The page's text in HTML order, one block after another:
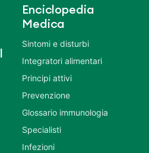
Enciclopedia
Medica
Sintomi e disturbi
Integratori alimentari
Principi attivi
Prevenzione
Glossario immunologia
Specialisti
Infezioni